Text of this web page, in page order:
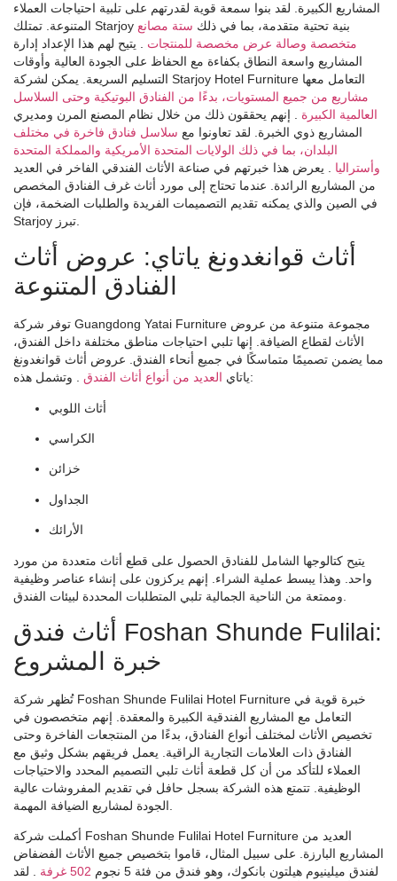
المشاريع الكبيرة. لقد بنوا سمعة قوية لقدرتهم على تلبية احتياجات العملاء
المتنوعة. تمتلك Starjoy بنية تحتية متقدمة، بما في ذلك ستة مصانع
متخصصة وصالة عرض مخصصة للمنتجات
. يتيح لهم هذا الإعداد إدارة
المشاريع واسعة النطاق بكفاءة مع الحفاظ على الجودة العالية وأوقات
التسليم السريعة. يمكن لشركة Starjoy Hotel Furniture التعامل معها
مشاريع من جميع المستويات، بدءًا من الفنادق البوتيكية وحتى السلاسل
العالمية الكبيرة
. إنهم يحققون ذلك من خلال نظام المصنع المرن ومديري
المشاريع ذوي الخبرة. لقد تعاونوا مع سلاسل فنادق فاخرة في مختلف
البلدان، بما في ذلك الولايات المتحدة الأمريكية والمملكة المتحدة
وأستراليا
. يعرض هذا خبرتهم في صناعة الأثاث الفندقي الفاخر في العديد
من المشاريع الرائدة. عندما تحتاج إلى مورد أثاث غرف الفنادق المخصص
في الصين والذي يمكنه تقديم التصميمات الفريدة والطلبات الضخمة، فإن
أثاث قوانغدونغ ياتاي: عروض أثاث
الفنادق المتنوعة
توفر شركة Guangdong Yatai Furniture مجموعة متنوعة من عروض
الأثاث لقطاع الضيافة. إنها تلبي احتياجات مناطق مختلفة داخل الفندق،
مما يضمن تصميمًا متماسكًا في جميع أنحاء الفندق. عروض أثاث قوانغدونغ
ياتاي العديد من أنواع أثاث الفندق . وتشمل هذه:
أثاث اللوبي
الكراسي
خزائن
الجداول
الأرائك
يتيح كتالوجها الشامل للفنادق الحصول على قطع أثاث متعددة من مورد
واحد. وهذا يبسط عملية الشراء. إنهم يركزون على إنشاء عناصر وظيفية
أثاث فندق Foshan Shunde Fulilai:
تُظهر شركة Foshan Shunde Fulilai Hotel Furniture خبرة قوية في
التعامل مع المشاريع الفندقية الكبيرة والمعقدة. إنهم متخصصون في
تخصيص الأثاث لمختلف أنواع الفنادق، بدءًا من المنتجعات الفاخرة وحتى
الفنادق ذات العلامات التجارية الراقية. يعمل فريقهم بشكل وثيق مع
العملاء للتأكد من أن كل قطعة أثاث تلبي التصميم المحدد والاحتياجات
الوظيفية. تتمتع هذه الشركة بسجل حافل في تقديم المفروشات عالية
أكملت شركة Foshan Shunde Fulilai Hotel Furniture العديد من
المشاريع البارزة. على سبيل المثال، قاموا بتخصيص جميع الأثاث الفضفاض
لفندق ميلينيوم هيلتون بانكوك، وهو فندق من فئة 5 نجوم
502 غرفة
. لقد